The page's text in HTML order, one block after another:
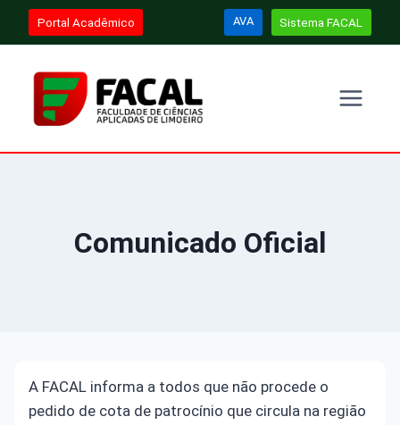
Pular
Conteúdo
Portal Acadêmico AVA Sistema FACAL
Comunicado Oficial
A FACAL informa a todos que não procede o
pedido de cota de patrocínio que circula na região